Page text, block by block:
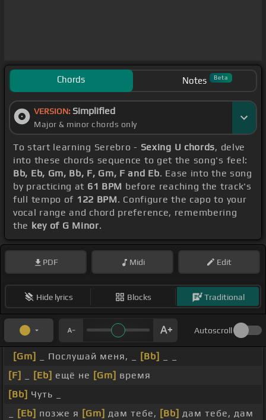
Chords Notes Beta
VERSION: Simplified
Major & minor chords only
To start learning Serebro - Sexing U chords, delve
into these chords sequence to get the song's feel:
Bb, Eb, Gm, Bb, F, Gm, F and Eb. Ease into the song
by practicing at 61 BPM before reaching the track's
full tempo of 122 BPM. Configure the capo to your
vocal range and chord preference, remembering
the key of G Minor.
PDF Midi Edit
Hide lyrics Blocks Traditional
Autoscroll
[Gm] _ Послушай меня, _ [Bb]
[F]
[Eb] ещё не [Gm] время
[Bb] Чуть _
[Eb] позже я [Gm] дам тебе, [Bb] дам тебе, дам